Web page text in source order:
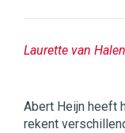
Laurette van Halen
Abert Heijn heeft
rekent